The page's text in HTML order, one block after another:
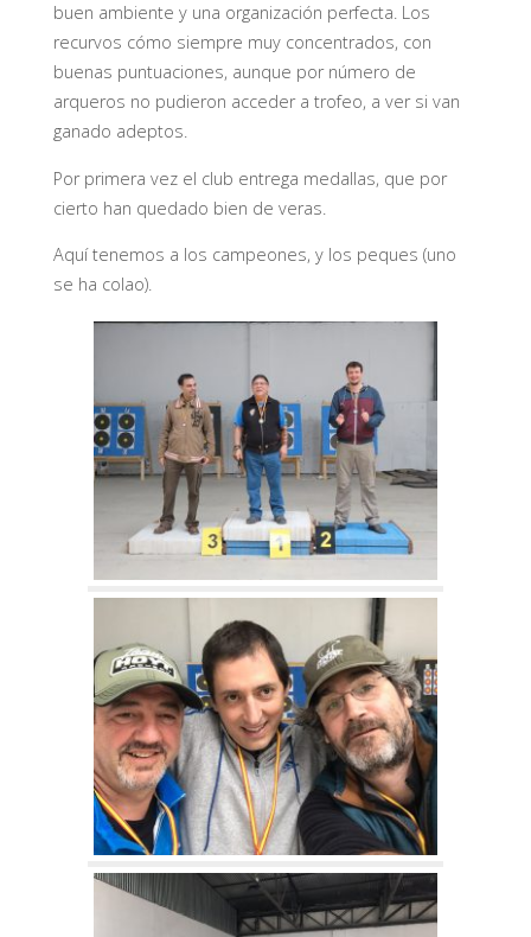
buen ambiente y una organización perfecta. Los
recurvos cómo siempre muy concentrados, con
buenas puntuaciones, aunque por número de
arqueros no pudieron acceder a trofeo, a ver si van
ganado adeptos.
Por primera vez el club entrega medallas, que por
cierto han quedado bien de veras.
Aquí tenemos a los campeones, y los peques (uno
se ha colao).